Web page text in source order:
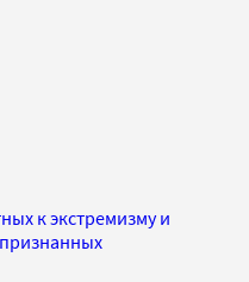
к экстремизму и